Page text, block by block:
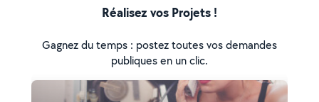
Réalisez vos Projets !
Gagnez du temps : postez toutes vos demandes
publiques en un clic.